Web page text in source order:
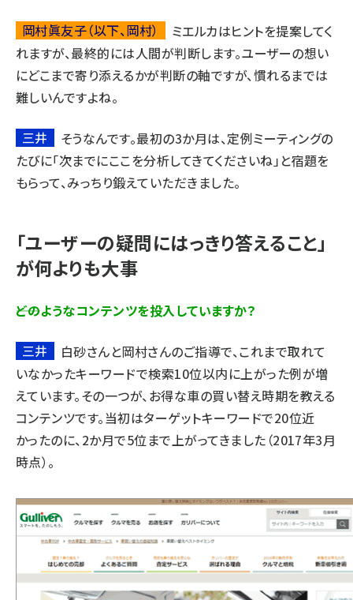
岡村眞友子（以下、岡村）
ミエルカはヒントを提案してく
れますが、最終的には人間が判断します。ユーザーの想い
にどこまで寄り添えるかが判断の軸ですが、慣れるまでは
難しいんですよね。
三井
そうなんです。最初の3か月は、定例ミーティングの
たびに「次までにここを分析してきてくださいね」と宿題を
もらって、みっちり鍛えていただきました。
「ユーザーの疑問にはっきり答えること」
が何よりも大事
――どのようなコンテンツを投入していますか？
三井
白砂さんと岡村さんのご指導で、これまで取れて
いなかったキーワードで検索10位以内に上がった例が増
えています。その一つが、お得な車の買い替え時期を教える
コンテンツです。当初はターゲットキーワードで20位近
かったのに、2か月で5位まで上がってきました（2017年3月
時点）。